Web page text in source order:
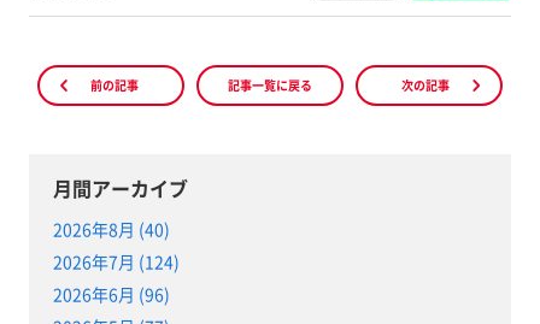
前の記事 記事一覧に戻る 次の記事
月間アーカイブ
2026年8月 (40)
2026年7月 (124)
2026年6月 (96)